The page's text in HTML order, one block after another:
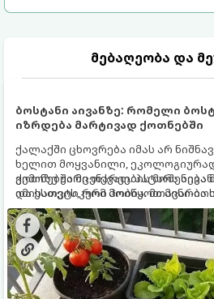
მებაღეობა და
ბოსტანი აივანზე: რომელი
იზრდება მარტივად ქოთნებში
ქალაქში ცხოვრება იმას არ
ხელით მოყვანილი,
გემოზე უარი თქვათ. პატარა
იმისათვის, რომ მოიწყოთ მინი-
ყოველდღიურად ახალ,
ბოსტნეულს მოკრეფთ.
ქოთნებში მცენარეების მოშენება
და ესთეტიკური ჰობია.
კულტურები ეგუებიან ქოთნის
და როგორ მოუაროთ მათ სწორად.